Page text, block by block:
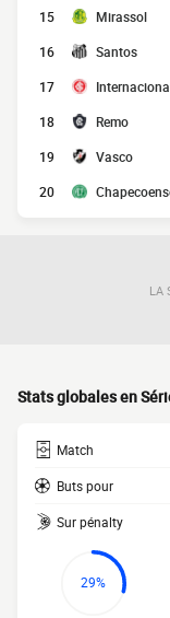
15
Mirassol
16 Santos
17
18 Remo
19 Vasco
20
LA
Stats globales en
Match
Buts pour
Sur pénalty
29%